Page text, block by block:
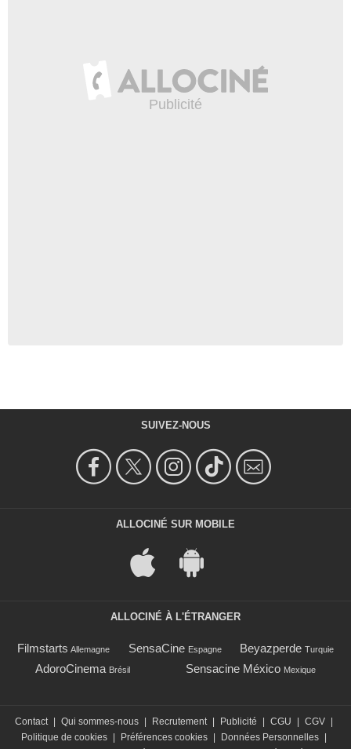
SUIVEZ-NOUS
ALLOCINÉ SUR MOBILE
ALLOCINÉ À L'ÉTRANGER
Filmstarts Allemagne SensaCine Espagne Beyazperde Turquie
AdoroCinema Brésil Sensacine México Mexique
Contact | Qui sommes-nous | Recrutement | Publicité | CGU | CGV |
Politique de cookies | Préférences cookies | Données Personnelles |